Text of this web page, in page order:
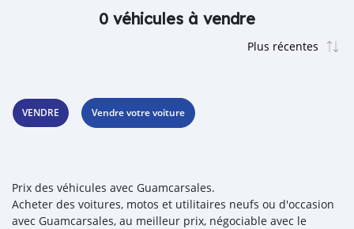
0 véhicules à vendre
VENDRE Vendre votre voiture
Prix des véhicules avec Guamcarsales.
Acheter des voitures, motos et utilitaires neufs ou d'occasion
avec Guamcarsales, au meilleur prix, négociable avec le